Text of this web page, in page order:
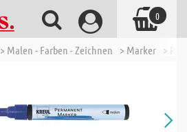
> Malen - Farben - Zeichnen > Marker >
0